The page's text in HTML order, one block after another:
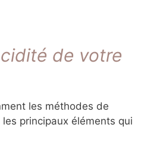
de votre
les méthodes de
principaux éléments qui